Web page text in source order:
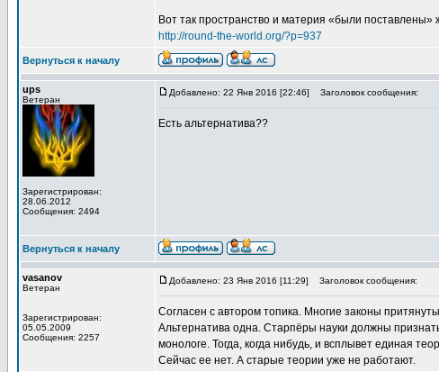
Вот так пространство и материя «были
http://round-the-world.org/?p=937
Вернуться к началу
ups
Ветеран
Зарегистрирован:
28.06.2012
Сообщения: 2494
Добавлено: 22 Янв 2016 [22:46] Заголовок сообщения:
Есть альтернатива??
Вернуться к началу
vasanov
Ветеран
Зарегистрирован:
05.05.2009
Сообщения: 2257
Добавлено: 23 Янв 2016 [11:29] Заголовок сообщения:
Согласен с автором топика. Многие законы
Альтернатива одна. Старпёры науки должны
монологе. Тогда, когда нибудь, и всплывет единая
Сейчас ее нет. А старые теории уже не работают.